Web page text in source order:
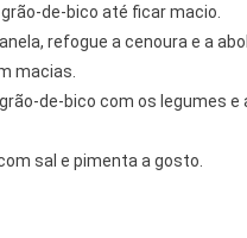
de-bico até ficar macio.
refogue a cenoura e a
macias.
de-bico com os legumes
sal e pimenta a gosto.